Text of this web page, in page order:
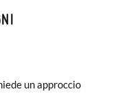
un approccio